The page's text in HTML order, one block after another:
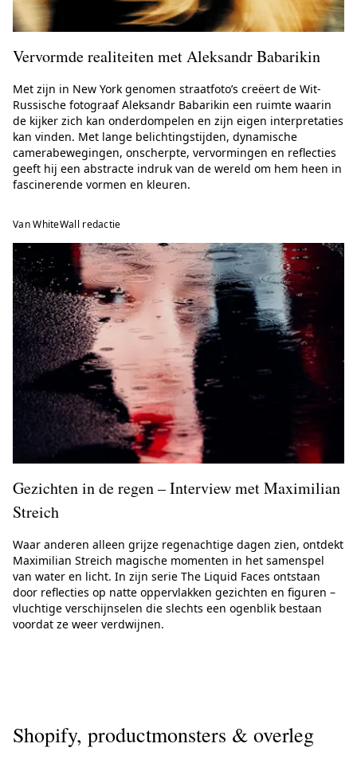
Vervormde realiteiten met Aleksandr Babarikin
Met zijn in New York genomen straatfoto’s creëert de Wit-
Russische fotograaf Aleksandr Babarikin een ruimte waarin
de kijker zich kan onderdompelen en zijn eigen interpretaties
kan vinden. Met lange belichtingstijden, dynamische
camerabewegingen, onscherpte, vervormingen en reflecties
geeft hij een abstracte indruk van de wereld om hem heen in
fascinerende vormen en kleuren.
Van WhiteWall redactie
Gezichten in de regen – Interview met Maximilian
Streich
Waar anderen alleen grijze regenachtige dagen zien, ontdekt
Maximilian Streich magische momenten in het samenspel
van water en licht. In zijn serie The Liquid Faces ontstaan
door reflecties op natte oppervlakken gezichten en figuren –
vluchtige verschijnselen die slechts een ogenblik bestaan
voordat ze weer verdwijnen.
Shopify, productmonsters & overleg